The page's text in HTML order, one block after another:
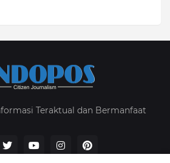
Teraktual dan Bermanfaat